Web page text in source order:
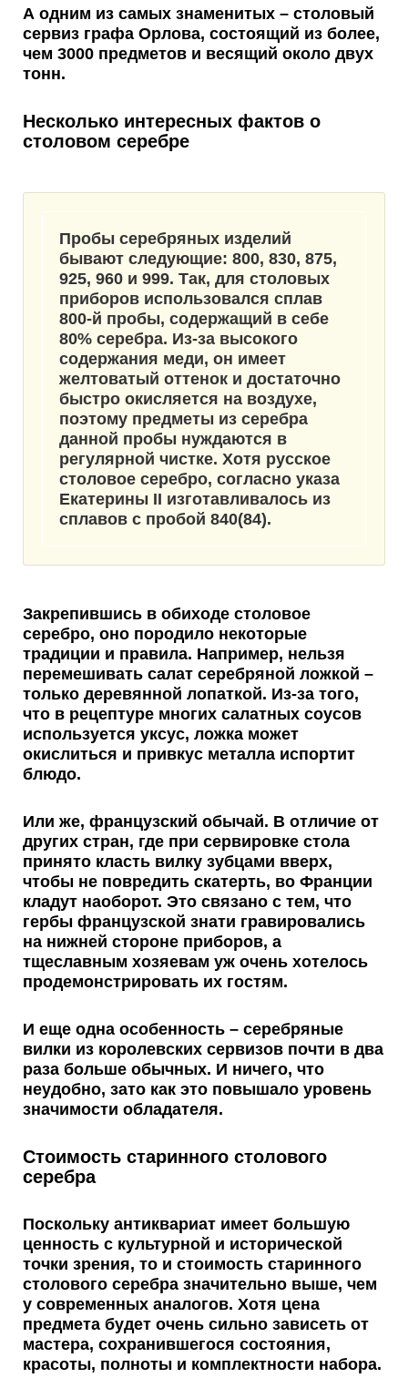
А одним из самых знаменитых – столовый
сервиз графа Орлова, состоящий из более,
чем 3000 предметов и весящий около двух
тонн.
Несколько интересных фактов о
столовом серебре
Пробы серебряных изделий
бывают следующие: 800, 830, 875,
925, 960 и 999. Так, для столовых
приборов использовался сплав
800-й пробы, содержащий в себе
80% серебра. Из-за высокого
содержания меди, он имеет
желтоватый оттенок и достаточно
быстро окисляется на воздухе,
поэтому предметы из серебра
данной пробы нуждаются в
регулярной чистке. Хотя русское
столовое серебро, согласно указа
Екатерины II изготавливалось из
сплавов с пробой 840(84).
Закрепившись в обиходе столовое
серебро, оно породило некоторые
традиции и правила. Например, нельзя
перемешивать салат серебряной ложкой –
только деревянной лопаткой. Из-за того,
что в рецептуре многих салатных соусов
используется уксус, ложка может
окислиться и привкус металла испортит
блюдо.
Или же, французский обычай. В отличие от
других стран, где при сервировке стола
принято класть вилку зубцами вверх,
чтобы не повредить скатерть, во Франции
кладут наоборот. Это связано с тем, что
гербы французской знати гравировались
на нижней стороне приборов, а
тщеславным хозяевам уж очень хотелось
продемонстрировать их гостям.
И еще одна особенность – серебряные
вилки из королевских сервизов почти в два
раза больше обычных. И ничего, что
неудобно, зато как это повышало уровень
значимости обладателя.
Стоимость старинного столового
серебра
Поскольку антиквариат имеет большую
ценность с культурной и исторической
точки зрения, то и стоимость старинного
столового серебра значительно выше, чем
у современных аналогов. Хотя цена
предмета будет очень сильно зависеть от
мастера, сохранившегося состояния,
красоты, полноты и комплектности набора.